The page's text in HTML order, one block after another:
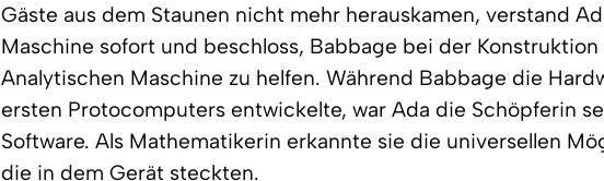
Gäste aus dem Staunen nicht mehr herauskamen, verstand
Maschine sofort und beschloss, Babbage bei der
Analytischen Maschine zu helfen. Während Babbage die
ersten Protocomputers entwickelte, war Ada die Schöpferin
Software. Als Mathematikerin erkannte sie die universellen
die in dem Gerät steckten.